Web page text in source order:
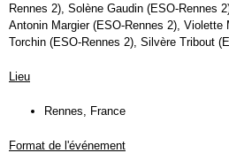
Rennes 2), Solène Gaudin (ESO-Rennes
Antonin Margier (ESO-Rennes 2), Violette
Torchin (ESO-Rennes 2), Silvère Tribout
Lieu
Rennes, France
Format de l'événement